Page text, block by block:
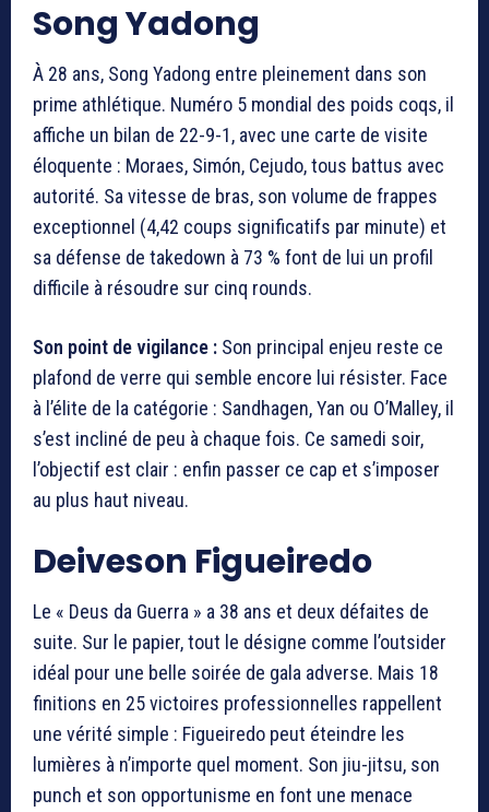
Song Yadong
À 28 ans, Song Yadong entre pleinement dans son
prime athlétique. Numéro 5 mondial des poids coqs, il
affiche un bilan de 22-9-1, avec une carte de visite
éloquente : Moraes, Simón, Cejudo, tous battus avec
autorité. Sa vitesse de bras, son volume de frappes
exceptionnel (4,42 coups significatifs par minute) et
sa défense de takedown à 73 % font de lui un profil
difficile à résoudre sur cinq rounds.
Son point de vigilance : Son principal enjeu reste ce
plafond de verre qui semble encore lui résister. Face
à l’élite de la catégorie : Sandhagen, Yan ou O’Malley, il
s’est incliné de peu à chaque fois. Ce samedi soir,
l’objectif est clair : enfin passer ce cap et s’imposer
au plus haut niveau.
Deiveson Figueiredo
Le « Deus da Guerra » a 38 ans et deux défaites de
suite. Sur le papier, tout le désigne comme l’outsider
idéal pour une belle soirée de gala adverse. Mais 18
finitions en 25 victoires professionnelles rappellent
une vérité simple : Figueiredo peut éteindre les
lumières à n’importe quel moment. Son jiu-jitsu, son
punch et son opportunisme en font une menace